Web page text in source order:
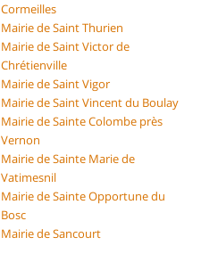
Cormeilles
Mairie de Saint Thurien
Mairie de Saint Victor de
Chrétienville
Mairie de Saint Vigor
Mairie de Saint Vincent du Boulay
Mairie de Sainte Colombe près
Vernon
Mairie de Sainte Marie de
Vatimesnil
Mairie de Sainte Opportune du
Bosc
Mairie de Sancourt